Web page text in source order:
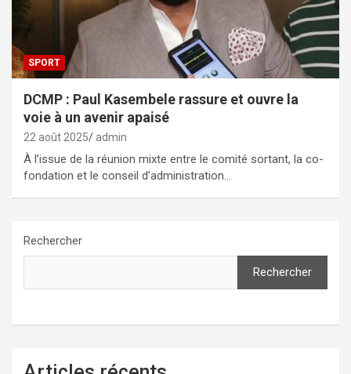
SPORT
DCMP : Paul Kasembele rassure et ouvre la
voie à un avenir apaisé
22 août 2025 admin
À l’issue de la réunion mixte entre le comité sortant, la co-
fondation et le conseil d’administration…
Rechercher
Rechercher